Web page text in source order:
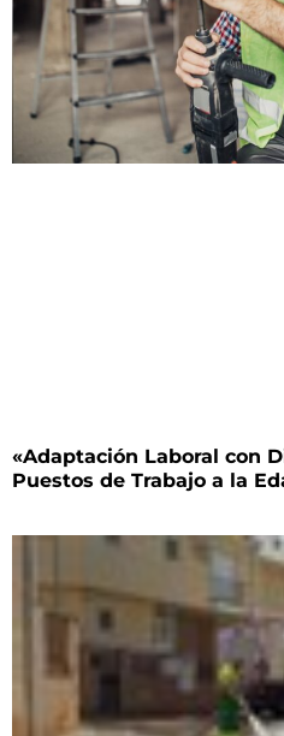
«Adaptación Laboral con
Puestos de Trabajo a la